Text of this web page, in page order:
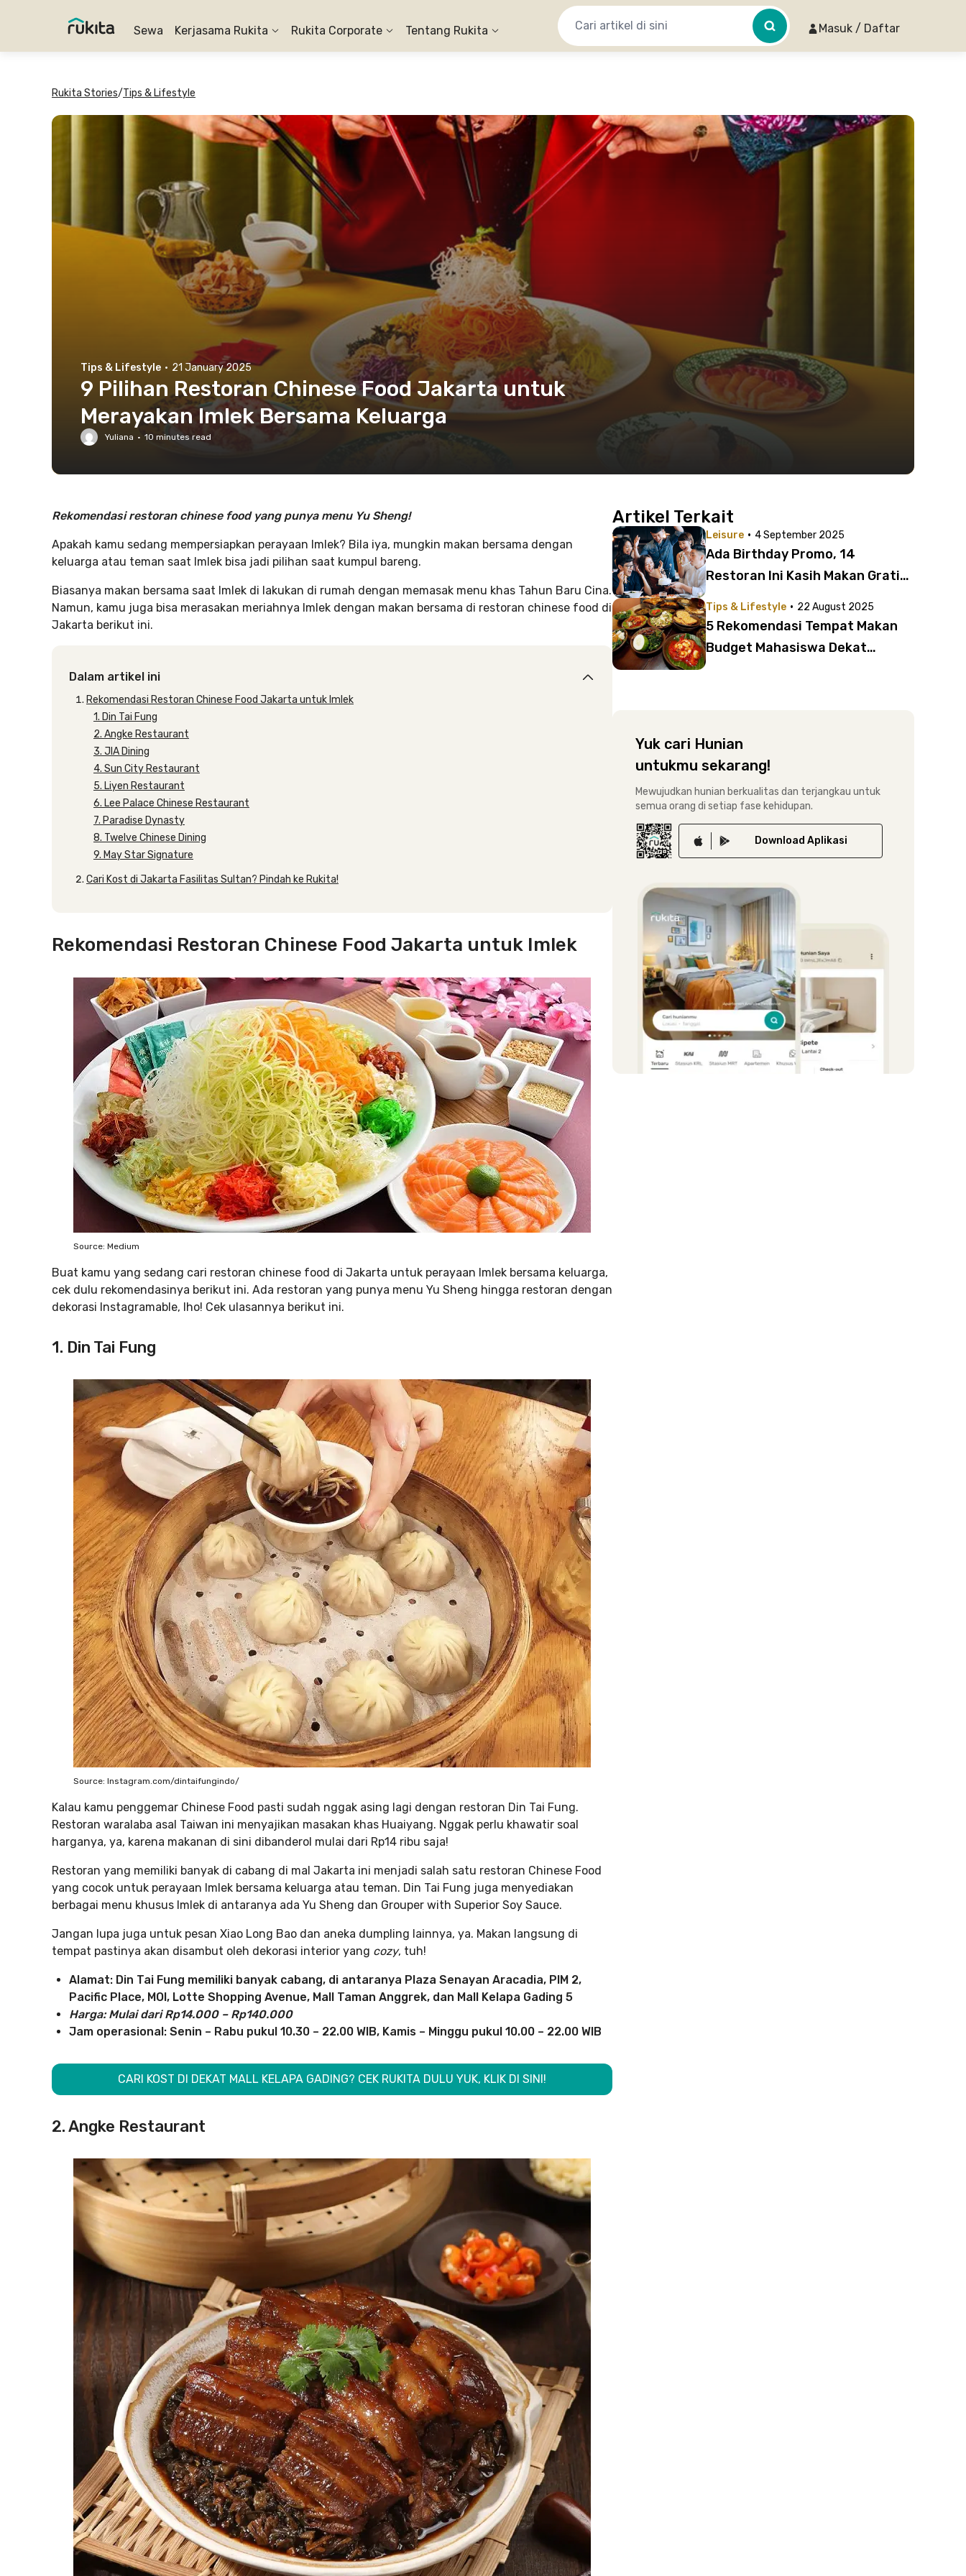
Sewa Kerjasama Rukita Rukita Corporate Tentang Rukita Masuk / Daftar
Rukita Stories/Tips & Lifestyle
Tips & Lifestyle · 21 January 2025
9 Pilihan Restoran Chinese Food Jakarta untuk
Merayakan Imlek Bersama Keluarga
Yuliana · 10 minutes read
Rekomendasi restoran chinese food yang punya menu Yu Sheng!
Apakah kamu sedang mempersiapkan perayaan Imlek? Bila iya, mungkin makan bersama dengan
keluarga atau teman saat Imlek bisa jadi pilihan saat kumpul bareng.
Biasanya makan bersama saat Imlek di lakukan di rumah dengan memasak menu khas Tahun Baru Cina.
Namun, kamu juga bisa merasakan meriahnya Imlek dengan makan bersama di restoran chinese food di
Jakarta berikut ini.
Dalam artikel ini
Rekomendasi Restoran Chinese Food Jakarta untuk Imlek
1. Din Tai Fung
2. Angke Restaurant
3. JIA Dining
4. Sun City Restaurant
5. Liyen Restaurant
6. Lee Palace Chinese Restaurant
7. Paradise Dynasty
8. Twelve Chinese Dining
9. May Star Signature
Cari Kost di Jakarta Fasilitas Sultan? Pindah ke Rukita!
Rekomendasi Restoran Chinese Food Jakarta untuk Imlek
Source: Medium
Buat kamu yang sedang cari restoran chinese food di Jakarta untuk perayaan Imlek bersama keluarga,
cek dulu rekomendasinya berikut ini. Ada restoran yang punya menu Yu Sheng hingga restoran dengan
dekorasi Instagramable, lho! Cek ulasannya berikut ini.
1. Din Tai Fung
Source: Instagram.com/dintaifungindo/
Kalau kamu penggemar Chinese Food pasti sudah nggak asing lagi dengan restoran Din Tai Fung.
Restoran waralaba asal Taiwan ini menyajikan masakan khas Huaiyang. Nggak perlu khawatir soal
harganya, ya, karena makanan di sini dibanderol mulai dari Rp14 ribu saja!
Restoran yang memiliki banyak di cabang di mal Jakarta ini menjadi salah satu restoran Chinese Food
yang cocok untuk perayaan Imlek bersama keluarga atau teman. Din Tai Fung juga menyediakan
berbagai menu khusus Imlek di antaranya ada Yu Sheng dan Grouper with Superior Soy Sauce.
Jangan lupa juga untuk pesan Xiao Long Bao dan aneka dumpling lainnya, ya. Makan langsung di
tempat pastinya akan disambut oleh dekorasi interior yang cozy, tuh!
Alamat: Din Tai Fung memiliki banyak cabang, di antaranya Plaza Senayan Aracadia, PIM 2,
Pacific Place, MOI, Lotte Shopping Avenue, Mall Taman Anggrek, dan Mall Kelapa Gading 5
Harga: Mulai dari Rp14.000 – Rp140.000
Jam operasional: Senin – Rabu pukul 10.30 – 22.00 WIB, Kamis – Minggu pukul 10.00 – 22.00 WIB
CARI KOST DI DEKAT MALL KELAPA GADING? CEK RUKITA DULU YUK, KLIK DI SINI!
2. Angke Restaurant
Artikel Terkait
Leisure · 4 September 2025
Ada Birthday Promo, 14
Restoran Ini Kasih Makan Gratis
Tips & Lifestyle · 22 August 2025
5 Rekomendasi Tempat Makan
Budget Mahasiswa Dekat
Yuk cari Hunian
untukmu sekarang!
Mewujudkan hunian berkualitas dan terjangkau untuk
semua orang di setiap fase kehidupan.
Download Aplikasi